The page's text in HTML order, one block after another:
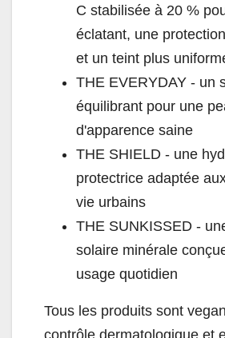
C stabilisée à 20 %
éclatant, une
et un teint plus
THE EVERYDAY - un
équilibrant pour une
d'apparence saine
THE SHIELD - une
protectrice adaptée
vie urbains
THE SUNKISSED -
solaire minérale
usage quotidien
Tous les produits sont